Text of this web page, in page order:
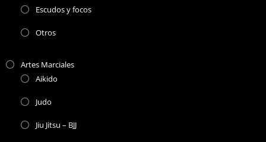
Escudos y focos
Otros
Artes Marciales
Aikido
Judo
Jiu Jitsu – BJJ